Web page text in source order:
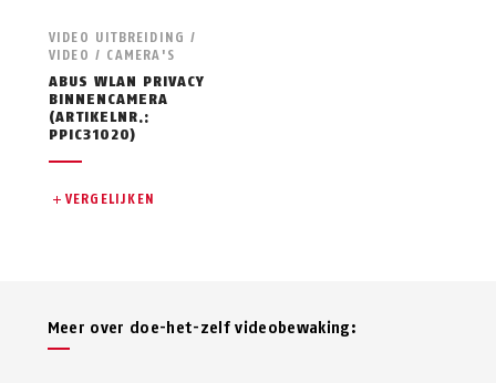
VIDEO UITBREIDING /
VIDEO / CAMERA'S
ABUS WLAN PRIVACY
BINNENCAMERA
(ARTIKELNR.:
PPIC31020)
VERGELIJKEN
Meer over doe-het-zelf videobewaking: